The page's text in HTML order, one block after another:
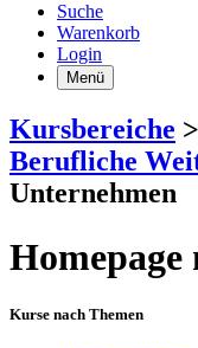
Suche
Warenkorb
Login
Menü
Kursbereiche
Berufliche
Unternehmen
Kurse nach Themen